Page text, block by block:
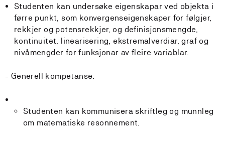
Studenten kan undersøke eigenskapar ved objekta i
førre punkt, som konvergenseigenskaper for følgjer,
rekkjer og potensrekkjer, og definisjonsmengde,
kontinuitet, linearisering, ekstremalverdiar, graf og
nivåmengder for funksjonar av fleire variablar.
- Generell kompetanse:
Studenten kan kommunisera skriftleg og munnleg
om matematiske resonnement.